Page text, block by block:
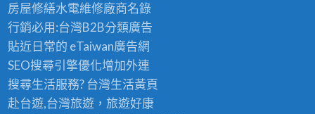
房屋修繕水電維修廠商名錄
行銷必用:台灣B2B分類廣告
貼近日常的 eTaiwan廣告網
SEO搜尋引擎優化增加外連
搜尋生活服務? 台灣生活黃頁
赴台遊,台灣旅遊，旅遊好康